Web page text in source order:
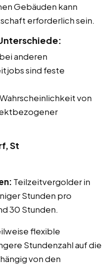
Gebäuden kann
erforderlich sein.
anderen
sind feste
von
St
Teilzeitvergolder in
Stunden pro
30 Stunden.
flexible
Stundenzahl auf die
von den